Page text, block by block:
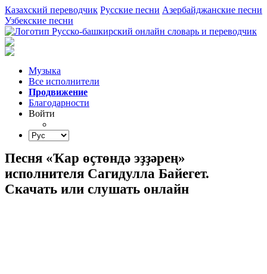
Казахский переводчик Русские песни Азербайджанские песни
Узбекские песни
Музыка
Все исполнители
Продвижение
Благодарности
Войти
Песня «Ҡар өҫтөндә эҙҙәрең»
исполнителя Сагидулла Байегет.
Скачать или слушать онлайн